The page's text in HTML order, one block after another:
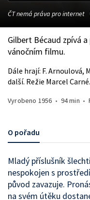
ČT nemá práva pro internet
Gilbert Bécaud zpívá
vánočním filmu.
Dále hrají: F. Arnoulová,
další. Režie Marcel Carné.
Vyrobeno 1956 • 94 min •
O pořadu
Mladý příslušník
nespokojen s
původ zavazuje.
na svém útěku